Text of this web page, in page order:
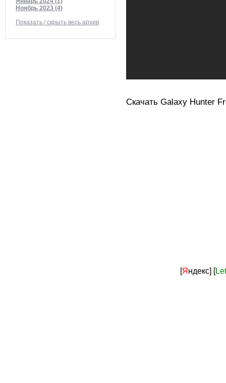
Ноябрь 2023 (4)
Показать / скрыть весь архив
Скачать Galaxy Hunter
[Яндекс] [Let